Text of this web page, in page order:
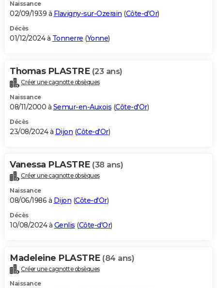
PROGRAMME TV
S'inscrire
Se connecter
Lycées
Collèges
Primaires
Universités
Entreprises
Service militaire
Avis de recherche
AVIS DE DÉCÈS
Bricolage
Lifestyle
Culture
Sport
Auto
Television
Voyage
Cinema
Naissance
02/09/1939 à Flavigny-sur-Ozerain (Côte-d'Or)
Décès
01/12/2024 à Tonnerre (Yonne)
Thomas PLASTRE (23 ans)
Créer une cagnotte obsèques
Naissance
08/11/2000 à Semur-en-Auxois (Côte-d'Or)
Décès
23/08/2024 à Dijon (Côte-d'Or)
Vanessa PLASTRE (38 ans)
Créer une cagnotte obsèques
Naissance
08/06/1986 à Dijon (Côte-d'Or)
Décès
10/08/2024 à Genlis (Côte-d'Or)
Madeleine PLASTRE (84 ans)
Créer une cagnotte obsèques
Naissance